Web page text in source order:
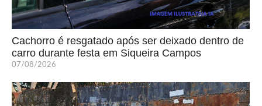
Cachorro é resgatado após ser deixado dentro de
carro durante festa em Siqueira Campos
07/08/2026